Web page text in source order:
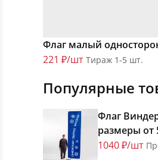
Флаг малый
221 ₽/шт Тираж 1-5 шт.
Популярные
Флаг
размеры от
1040 ₽/шт